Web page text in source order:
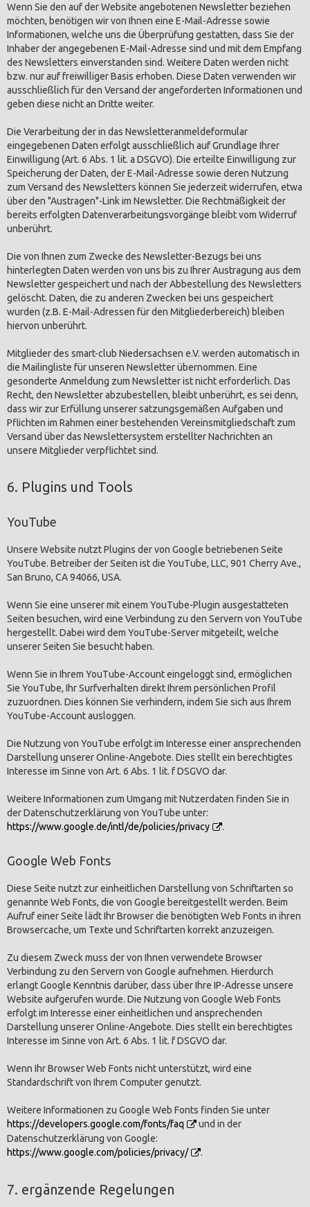
Wenn Sie den auf der Website angebotenen Newsletter beziehen
möchten, benötigen wir von Ihnen eine E-Mail-Adresse sowie
Informationen, welche uns die Überprüfung gestatten, dass Sie der
Inhaber der angegebenen E-Mail-Adresse sind und mit dem Empfang
des Newsletters einverstanden sind. Weitere Daten werden nicht
bzw. nur auf freiwilliger Basis erhoben. Diese Daten verwenden wir
ausschließlich für den Versand der angeforderten Informationen und
geben diese nicht an Dritte weiter.
Die Verarbeitung der in das Newsletteranmeldeformular
eingegebenen Daten erfolgt ausschließlich auf Grundlage Ihrer
Einwilligung (Art. 6 Abs. 1 lit. a DSGVO). Die erteilte Einwilligung zur
Speicherung der Daten, der E-Mail-Adresse sowie deren Nutzung
zum Versand des Newsletters können Sie jederzeit widerrufen, etwa
über den "Austragen"-Link im Newsletter. Die Rechtmäßigkeit der
bereits erfolgten Datenverarbeitungsvorgänge bleibt vom Widerruf
unberührt.
Die von Ihnen zum Zwecke des Newsletter-Bezugs bei uns
hinterlegten Daten werden von uns bis zu Ihrer Austragung aus dem
Newsletter gespeichert und nach der Abbestellung des Newsletters
gelöscht. Daten, die zu anderen Zwecken bei uns gespeichert
wurden (z.B. E-Mail-Adressen für den Mitgliederbereich) bleiben
hiervon unberührt.
Mitglieder des smart-club Niedersachsen e.V. werden automatisch in
die Mailingliste für unseren Newsletter übernommen. Eine
gesonderte Anmeldung zum Newsletter ist nicht erforderlich. Das
Recht, den Newsletter abzubestellen, bleibt unberührt, es sei denn,
dass wir zur Erfüllung unserer satzungsgemäßen Aufgaben und
Pflichten im Rahmen einer bestehenden Vereinsmitgliedschaft zum
Versand über das Newslettersystem erstellter Nachrichten an
unsere Mitglieder verpflichtet sind.
6. Plugins und Tools
YouTube
Unsere Website nutzt Plugins der von Google betriebenen Seite
YouTube. Betreiber der Seiten ist die YouTube, LLC, 901 Cherry Ave.,
San Bruno, CA 94066, USA.
Wenn Sie eine unserer mit einem YouTube-Plugin ausgestatteten
Seiten besuchen, wird eine Verbindung zu den Servern von YouTube
hergestellt. Dabei wird dem YouTube-Server mitgeteilt, welche
unserer Seiten Sie besucht haben.
Wenn Sie in Ihrem YouTube-Account eingeloggt sind, ermöglichen
Sie YouTube, Ihr Surfverhalten direkt Ihrem persönlichen Profil
zuzuordnen. Dies können Sie verhindern, indem Sie sich aus Ihrem
YouTube-Account ausloggen.
Die Nutzung von YouTube erfolgt im Interesse einer ansprechenden
Darstellung unserer Online-Angebote. Dies stellt ein berechtigtes
Interesse im Sinne von Art. 6 Abs. 1 lit. f DSGVO dar.
Weitere Informationen zum Umgang mit Nutzerdaten finden Sie in
der Datenschutzerklärung von YouTube unter:
https://www.google.de/intl/de/policies/privacy
.
Google Web Fonts
Diese Seite nutzt zur einheitlichen Darstellung von Schriftarten so
genannte Web Fonts, die von Google bereitgestellt werden. Beim
Aufruf einer Seite lädt Ihr Browser die benötigten Web Fonts in ihren
Browsercache, um Texte und Schriftarten korrekt anzuzeigen.
Zu diesem Zweck muss der von Ihnen verwendete Browser
Verbindung zu den Servern von Google aufnehmen. Hierdurch
erlangt Google Kenntnis darüber, dass über Ihre IP-Adresse unsere
Website aufgerufen wurde. Die Nutzung von Google Web Fonts
erfolgt im Interesse einer einheitlichen und ansprechenden
Darstellung unserer Online-Angebote. Dies stellt ein berechtigtes
Interesse im Sinne von Art. 6 Abs. 1 lit. f DSGVO dar.
Wenn Ihr Browser Web Fonts nicht unterstützt, wird eine
Standardschrift von Ihrem Computer genutzt.
Weitere Informationen zu Google Web Fonts finden Sie unter
https://developers.google.com/fonts/faq
und in der
Datenschutzerklärung von Google:
https://www.google.com/policies/privacy/
.
7. ergänzende Regelungen